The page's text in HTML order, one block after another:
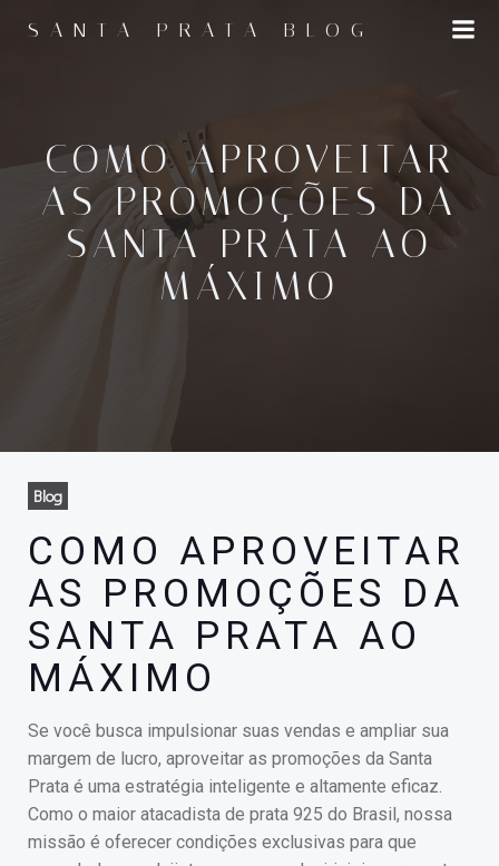
para
SANTA PRATA BLOG
COMO APROVEITAR
AS PROMOÇÕES DA
SANTA PRATA AO
MÁXIMO
Blog
COMO APROVEITAR
AS PROMOÇÕES DA
SANTA PRATA AO
MÁXIMO
Se você busca impulsionar suas vendas e ampliar sua
margem de lucro, aproveitar as promoções da Santa
Prata é uma estratégia inteligente e altamente eficaz.
Como o maior atacadista de prata 925 do Brasil, nossa
missão é oferecer condições exclusivas para que